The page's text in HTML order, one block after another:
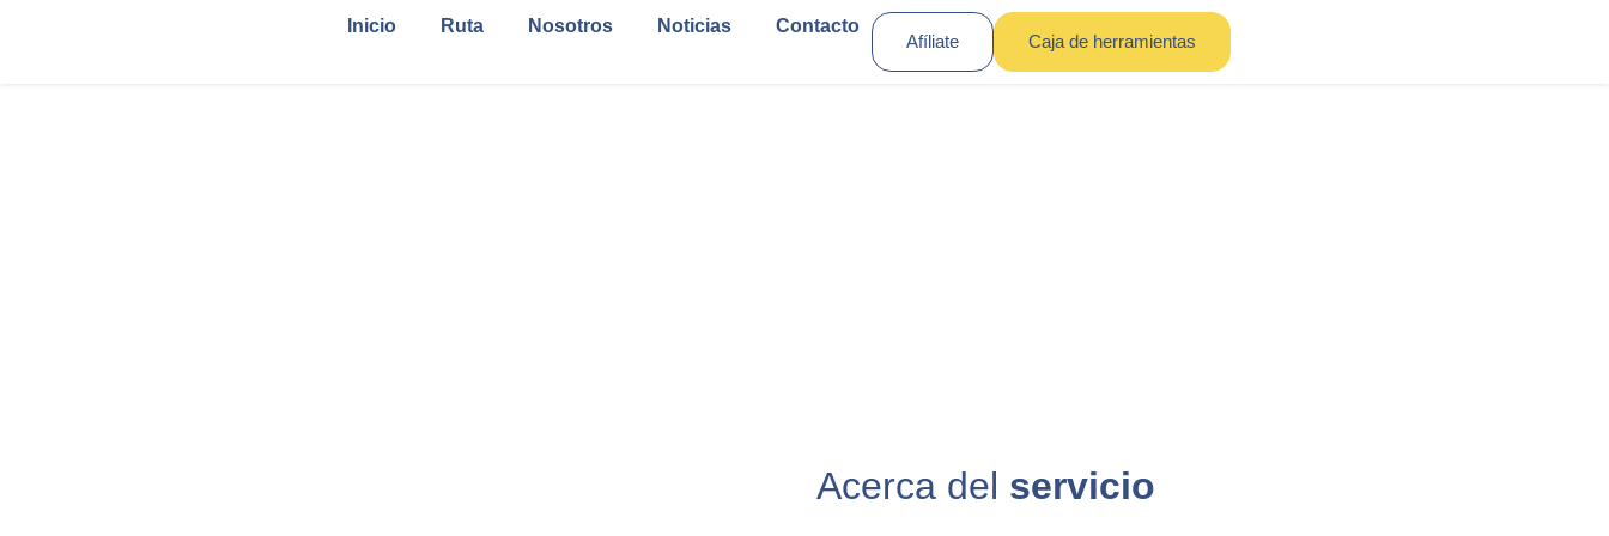
Inicio Ruta Nosotros Noticias Contacto
Afíliate Caja de herramientas
Acerca del servicio